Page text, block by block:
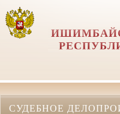
СУДЕБНОЕ